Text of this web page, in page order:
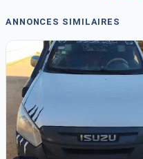
ANNONCES SIMILAIRES